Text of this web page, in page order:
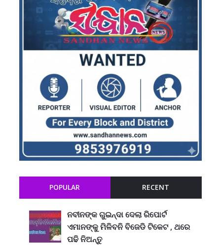
POPULAR RECENT
ନବୀନଙ୍କ ଗୁଇନ୍ଦା ଦେଲା ରିପୋର୍ଟ
ଏମାନଙ୍କୁ ମିଳିବନି ବିଜେଡି ଟିକେଟ , ଥରେ
ପଢି ନିଅନ୍ତୁ